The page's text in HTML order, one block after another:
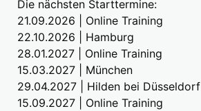
Die nächsten Starttermine:
21.09.2026 | Online Training
22.10.2026 | Hamburg
28.01.2027 | Online Training
15.03.2027 | München
29.04.2027 | Hilden bei Düsseldorf
15.09.2027 | Online Training